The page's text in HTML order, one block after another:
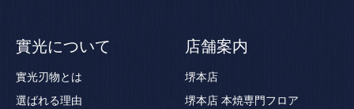
實光について
實光刃物とは
選ばれる理由
店舗案内
堺本店
堺本店 本焼専門フロア